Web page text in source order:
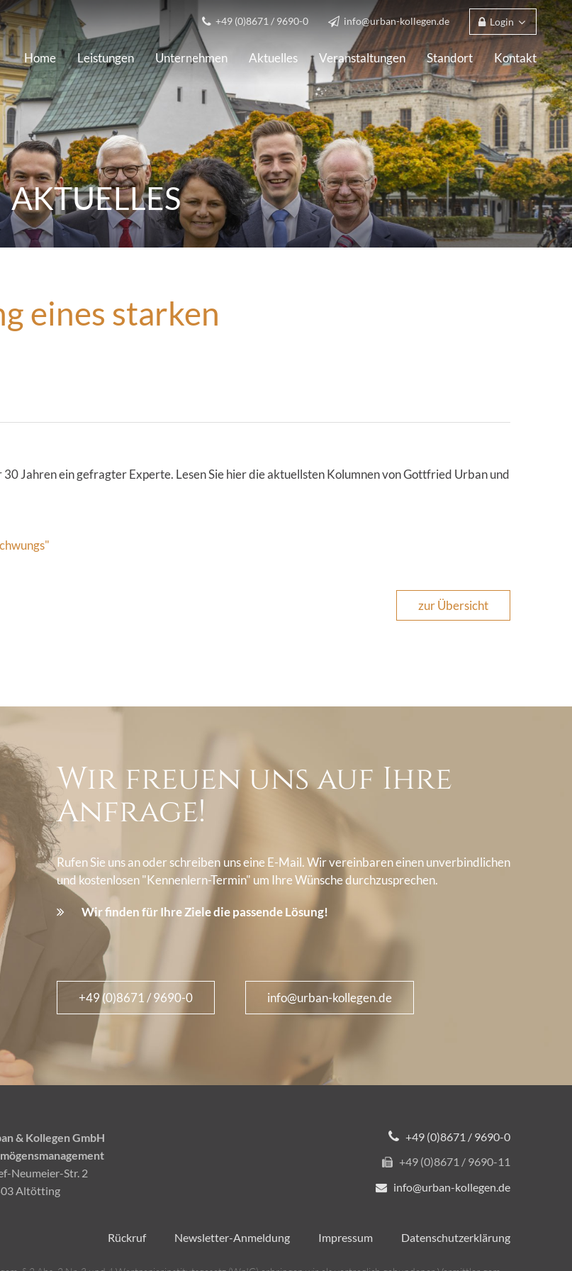
+49 (0)8671 / 9690-0 info@urban-kollegen.de Login
Home Leistungen Unternehmen Aktuelles Veranstaltungen Standort Kontakt
AKTUELLES
eines starken
Jahren ein gefragter Experte. Lesen Sie hier die aktuellsten Kolumnen von Gottfried Urban und
zur Übersicht
Wir freuen uns auf Ihre
Anfrage!
Rufen Sie uns an oder schreiben uns eine E-Mail. Wir vereinbaren einen unverbindlichen
und kostenlosen "Kennenlern-Termin" um Ihre Wünsche durchzusprechen.
Wir finden für Ihre Ziele die passende Lösung!
+49 (0)8671 / 9690-0 info@urban-kollegen.de
& Kollegen GmbH
Neumeier-Str. 2
Altötting
+49 (0)8671 / 9690-0
+49 (0)8671 / 9690-11
info@urban-kollegen.de
Rückruf Newsletter-Anmeldung Impressum Datenschutzerklärung